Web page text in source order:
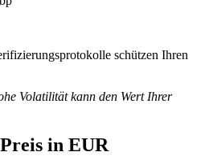
schützen Ihren
Volatilität kann den Wert Ihrer
in EUR